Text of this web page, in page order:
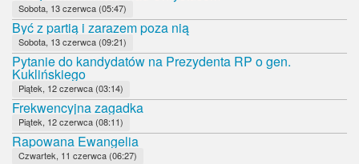
Sobota, 13 czerwca (05:47)
Być z partią i zarazem poza nią
Sobota, 13 czerwca (09:21)
Pytanie do kandydatów na Prezydenta RP o gen.
Kuklińskiego
Piątek, 12 czerwca (03:14)
Frekwencyjna zagadka
Piątek, 12 czerwca (08:11)
Rapowana Ewangelia
Czwartek, 11 czerwca (06:27)